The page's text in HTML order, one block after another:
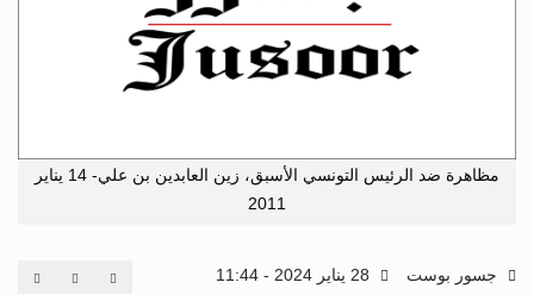
مظاهرة ضد الرئيس التونسي الأسبق، زين العابدين بن علي- 14 يناير
2011
جسور بوست